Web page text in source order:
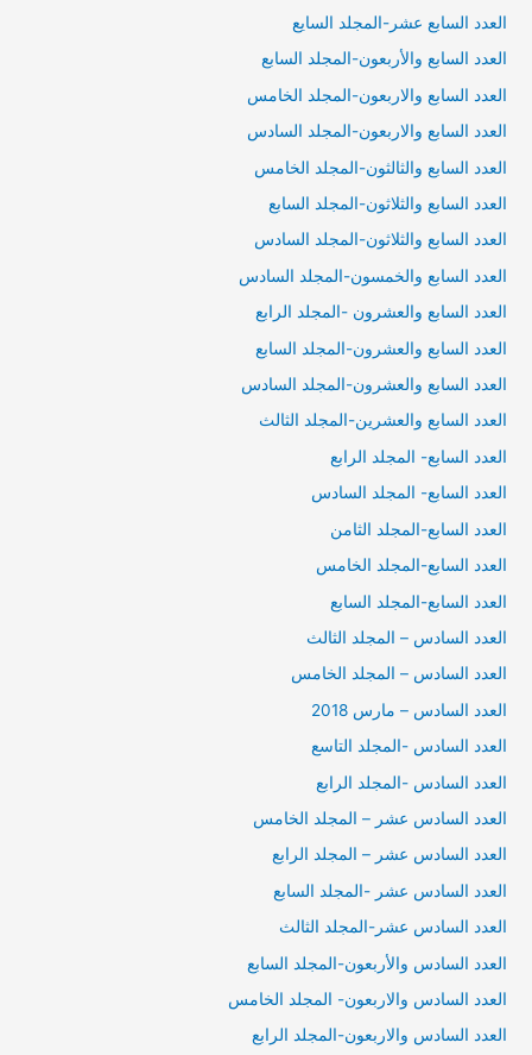
العدد السابع عشر-المجلد السايع
العدد السابع والأربعون-المجلد السابع
العدد السابع والاربعون-المجلد الخامس
العدد السابع والاربعون-المجلد السادس
العدد السابع والثالثون-المجلد الخامس
العدد السابع والثلاثون-المجلد السابع
العدد السابع والثلاثون-المجلد السادس
العدد السابع والخمسون-المجلد السادس
العدد السابع والعشرون -المجلد الرابع
العدد السابع والعشرون-المجلد السابع
العدد السابع والعشرون-المجلد السادس
العدد السابع والعشرين-المجلد الثالث
العدد السابع- المجلد الرابع
العدد السابع- المجلد السادس
العدد السابع-المجلد الثامن
العدد السابع-المجلد الخامس
العدد السابع-المجلد السابع
العدد السادس – المجلد الثالث
العدد السادس – المجلد الخامس
العدد السادس – مارس 2018
العدد السادس -المجلد التاسع
العدد السادس -المجلد الرابع
العدد السادس عشر – المجلد الخامس
العدد السادس عشر – المجلد الرابع
العدد السادس عشر -المجلد السابع
العدد السادس عشر-المجلد الثالث
العدد السادس والأربعون-المجلد السابع
العدد السادس والاربعون- المجلد الخامس
العدد السادس والاربعون-المجلد الرابع